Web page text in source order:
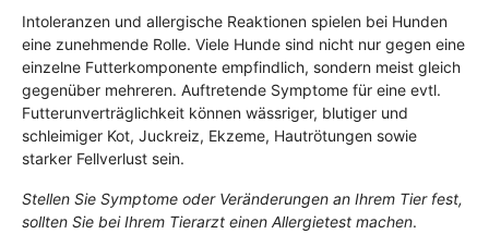
Intoleranzen und allergische Reaktionen spielen bei Hunden
eine zunehmende Rolle. Viele Hunde sind nicht nur gegen eine
einzelne Futterkomponente empfindlich, sondern meist gleich
gegenüber mehreren. Auftretende Symptome für eine evtl.
Futterunverträglichkeit können wässriger, blutiger und
schleimiger Kot, Juckreiz, Ekzeme, Hautrötungen sowie
starker Fellverlust sein.
Stellen Sie Symptome oder Veränderungen an Ihrem Tier fest,
sollten Sie bei Ihrem Tierarzt einen Allergietest machen.